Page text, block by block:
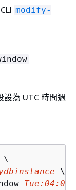
modify-
設為 UTC 時間週
\
\